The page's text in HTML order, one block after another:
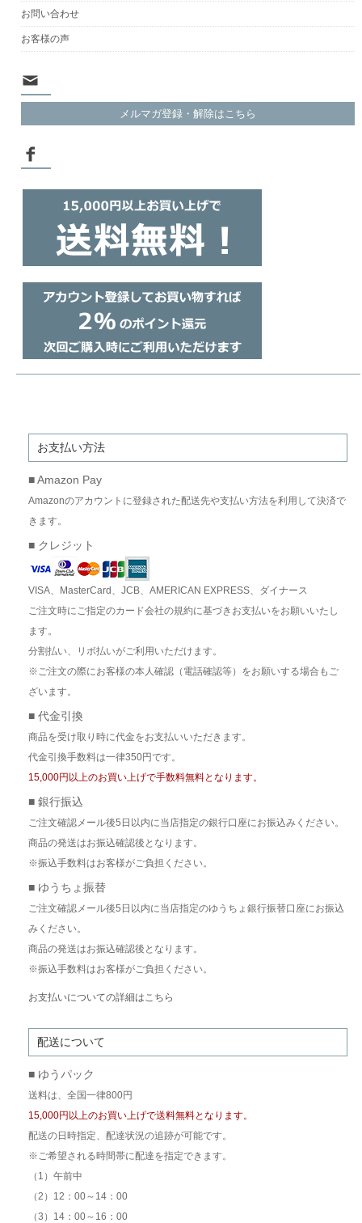
お問い合わせ
お客様の声
メルマガ登録・解除はこちら
お支払い方法
■ Amazon Pay
Amazonのアカウントに登録された配送先や支払い方法を利用して決済で
きます。
■ クレジット
VISA、MasterCard、JCB、AMERICAN EXPRESS、ダイナース
ご注文時にご指定のカード会社の規約に基づきお支払いをお願いいたし
ます。
分割払い、リボ払いがご利用いただけます。
※ご注文の際にお客様の本人確認（電話確認等）をお願いする場合もご
ざいます。
■ 代金引換
商品を受け取り時に代金をお支払いいただきます。
代金引換手数料は一律350円です。
15,000円以上のお買い上げで手数料無料となります。
■ 銀行振込
ご注文確認メール後5日以内に当店指定の銀行口座にお振込みください。
商品の発送はお振込確認後となります。
※振込手数料はお客様がご負担ください。
■ ゆうちょ振替
ご注文確認メール後5日以内に当店指定のゆうちょ銀行振替口座にお振込
みください。
商品の発送はお振込確認後となります。
※振込手数料はお客様がご負担ください。
お支払いについての詳細はこちら
配送について
■ ゆうパック
送料は、全国一律800円
15,000円以上のお買い上げで送料無料となります。
配送の日時指定、配達状況の追跡が可能です。
※ご希望される時間帯に配達を指定できます。
（1）午前中
（2）12：00～14：00
（3）14：00～16：00